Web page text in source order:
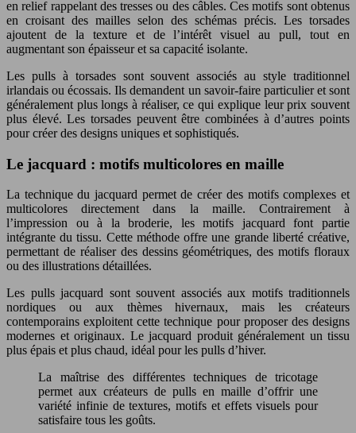
en relief rappelant des tresses ou des câbles. Ces motifs sont obtenus
en croisant des mailles selon des schémas précis. Les torsades
ajoutent de la texture et de l’intérêt visuel au pull, tout en
augmentant son épaisseur et sa capacité isolante.
Les pulls à torsades sont souvent associés au style traditionnel
irlandais ou écossais. Ils demandent un savoir-faire particulier et sont
généralement plus longs à réaliser, ce qui explique leur prix souvent
plus élevé. Les torsades peuvent être combinées à d’autres points
pour créer des designs uniques et sophistiqués.
Le jacquard : motifs multicolores en maille
La technique du jacquard permet de créer des motifs complexes et
multicolores directement dans la maille. Contrairement à
l’impression ou à la broderie, les motifs jacquard font partie
intégrante du tissu. Cette méthode offre une grande liberté créative,
permettant de réaliser des dessins géométriques, des motifs floraux
ou des illustrations détaillées.
Les pulls jacquard sont souvent associés aux motifs traditionnels
nordiques ou aux thèmes hivernaux, mais les créateurs
contemporains exploitent cette technique pour proposer des designs
modernes et originaux. Le jacquard produit généralement un tissu
plus épais et plus chaud, idéal pour les pulls d’hiver.
La maîtrise des différentes techniques de tricotage
permet aux créateurs de pulls en maille d’offrir une
variété infinie de textures, motifs et effets visuels pour
satisfaire tous les goûts.